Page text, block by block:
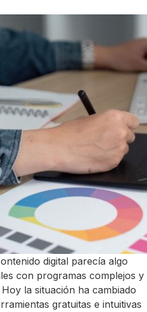
digital parecía algo
con programas complejos y
la situación ha cambiado
gratuitas e intuitivas